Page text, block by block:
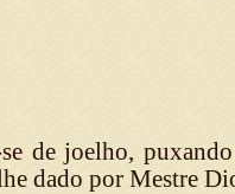
de joelho,
dado por Mestre